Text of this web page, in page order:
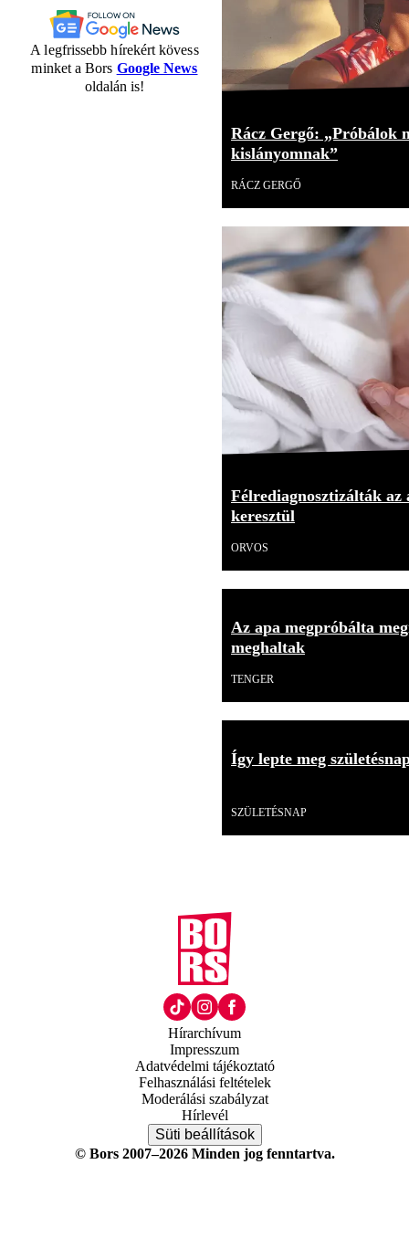
A legfrissebb hírekért kövess
minket a Bors Google News
oldalán is!
Rácz Gergő: „Próbálok
kislányomnak”
RÁCZ GERGŐ
Félrediagnosztizálták
keresztül
ORVOS
Az apa megpróbálta
meghaltak
TENGER
Így lepte meg
SZÜLETÉSNAP
Hírarchívum
Impresszum
Adatvédelmi tájékoztató
Felhasználási feltételek
Moderálási szabályzat
Hírlevél
Süti beállítások
© Bors 2007–2026 Minden jog fenntartva.